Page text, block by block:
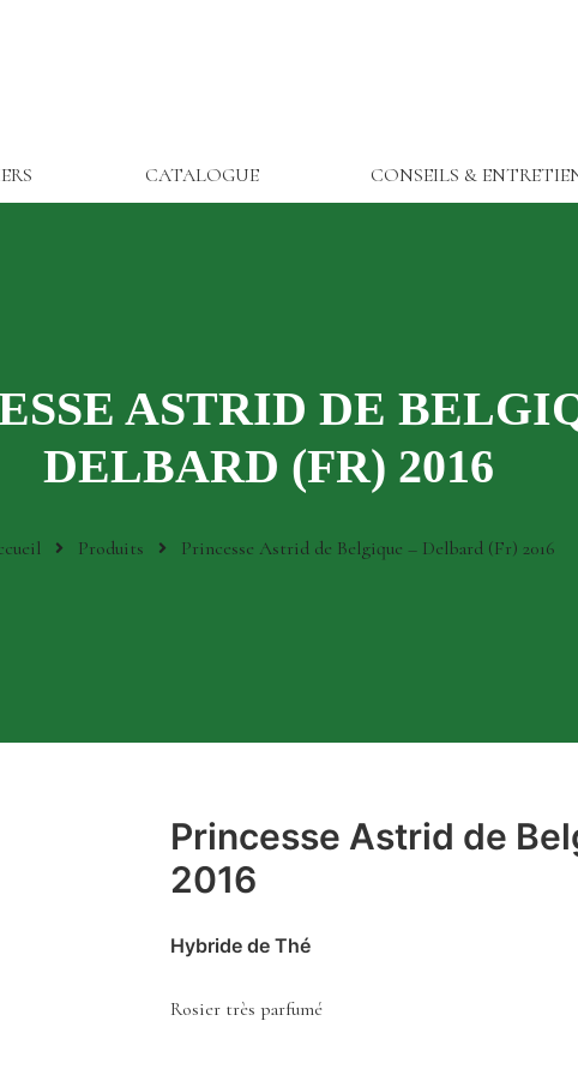
CATALOGUE CONSEILS &
ASTRID DE
DELBARD (FR) 2016
Produits Princesse Astrid de Belgique – Delbard (Fr) 2016
Princesse Astrid de
2016
Hybride de Thé
Rosier très parfumé